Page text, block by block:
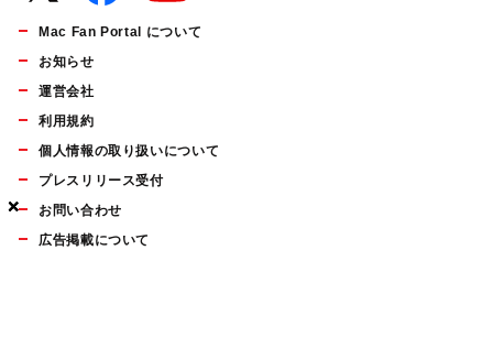
×
×
×
Mac Fan Portal について
お知らせ
運営会社
利用規約
個人情報の取り扱いについて
プレスリリース受付
お問い合わせ
広告掲載について